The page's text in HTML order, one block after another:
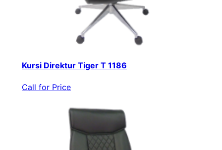
Kursi Direktur Tiger T 1186
Call for Price